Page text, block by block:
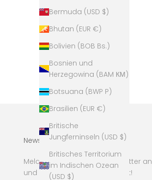
Bermuda (USD $)
Bhutan (EUR €)
Bolivien (BOB Bs.)
Bosnien und
Herzegowina (BAM КМ)
Botsuana (BWP P)
Brasilien (EUR €)
Britische
Jungferninseln (USD $)
Britisches Territorium
im Indischen Ozean
(USD $)
Majas Coffee x Connis Kaffee Becher
Angebot
€29,00
Newsletter
Melde Dich für unseren Newsletter an
und sichere dir jetzt 10% Rabatt!